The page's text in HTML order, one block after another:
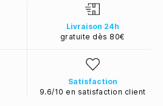
Livraison 24h
gratuite dès 80€
Satisfaction
9.6/10 en satisfaction client